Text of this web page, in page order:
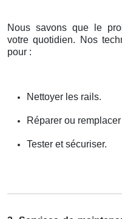
Nous savons que le
votre quotidien. Nos
pour :
Nettoyer les rails.
Réparer ou
Tester et sécuriser.